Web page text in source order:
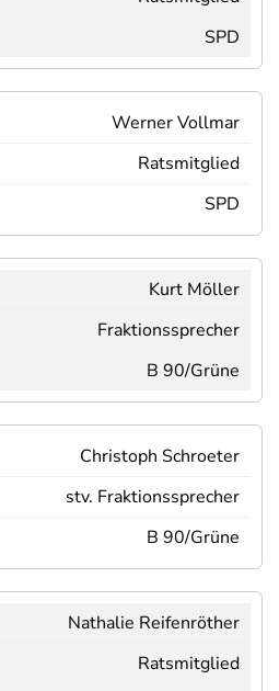
SPD
Werner Vollmar
Ratsmitglied
SPD
Kurt Möller
Fraktionssprecher
B 90/Grüne
Christoph Schroeter
stv. Fraktionssprecher
B 90/Grüne
Nathalie Reifenröther
Ratsmitglied